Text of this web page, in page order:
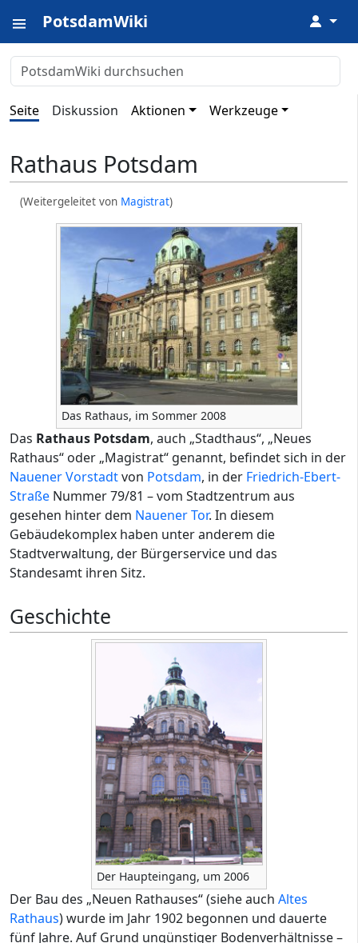
PotsdamWiki ↓
Seite Diskussion Aktionen Werkzeuge
Rathaus Potsdam
(Weitergeleitet von Magistrat)
Das Rathaus, im Sommer 2008
Das Rathaus Potsdam, auch „Stadthaus“, „Neues
Rathaus“ oder „Magistrat“ genannt, befindet sich in der
Nauener Vorstadtvon Potsdam, in der Friedrich-Ebert-
Straße Nummer 79/81 – vom Stadtzentrum aus
gesehen hinter dem Nauener Tor. In diesem
Gebäudekomplex haben unter anderem die
Stadtverwaltung, der Bürgerservice und das
Standesamt ihren Sitz.
Geschichte
Der Haupteingang, um 2006
Der Bau des „Neuen Rathauses“ (siehe auch Altes
Rathaus) wurde im Jahr 1902 begonnen und dauerte
fünf Jahre. Auf Grund ungünstiger Bodenverhältnisse –